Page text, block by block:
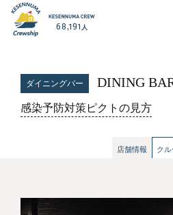
68,191 人
飲食
物
宿泊
EC
ダイニングバー DINING
感染予防対策ピクトの見方
店舗情報 ク